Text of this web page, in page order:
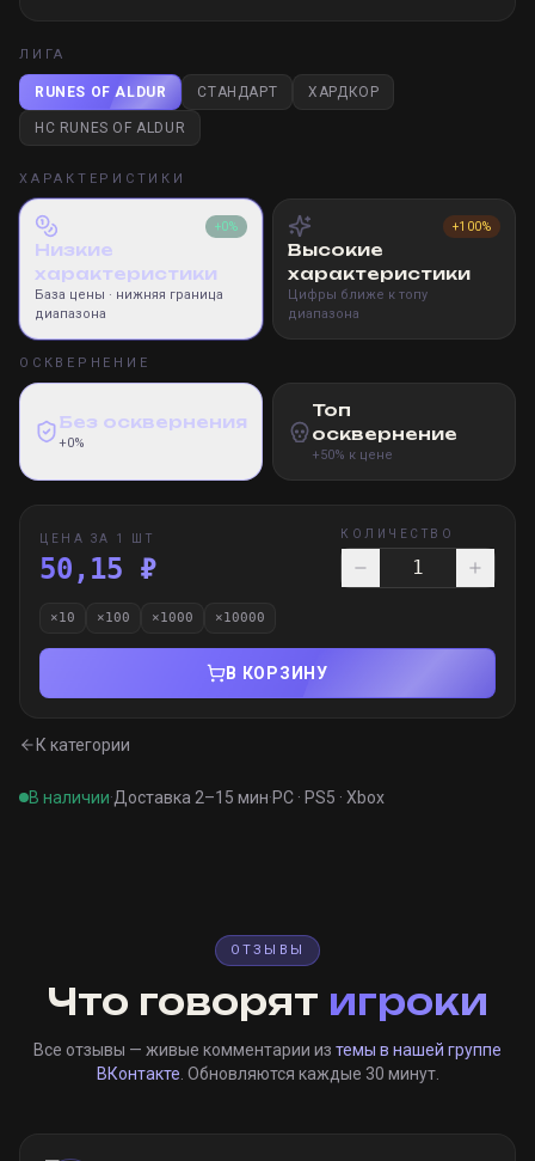
ЛИГА
RUNES OF ALDUR СТАНДАРТ ХАРДКОР
HC RUNES OF ALDUR
ХАРАКТЕРИСТИКИ
+0%
Низкие
характеристики
База цены · нижняя граница
диапазона
+100%
Высокие
характеристики
Цифры ближе к топу
диапазона
ОСКВЕРНЕНИЕ
Без осквернения
+0%
Топ
осквернение
+50% к цене
ЦЕНА ЗА 1 ШТ
50,15 ₽
КОЛИЧЕСТВО
×10 ×100 ×1000 ×10000
В КОРЗИНУ
К категории
В наличии·Доставка 2–15 мин·PC · PS5 · Xbox
ОТЗЫВЫ
Что говорят игроки
Все отзывы — живые комментарии из темы в нашей группе
ВКонтакте . Обновляются каждые 30 минут.